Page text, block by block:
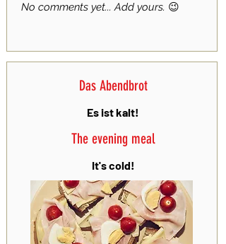
No comments yet... Add yours. 😉
Das Abendbrot
Es ist kalt!
The evening meal
It's cold!